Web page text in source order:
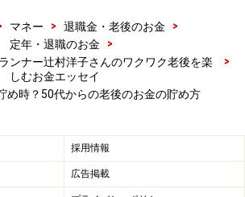
みたてNISAやiDeCoを始めませんか？
は、国から与えられたボーナスのよう
仕組みや運用のポイントをしっかり
ターンを充分に狙えるし、過去のデ
マネー > 退職金・老後のお金
>
定年・退職のお金
>
ンナー辻村洋子さんのワクワク老後を楽
しむお金エッセイ
>
め時？50代からの老後のお金の貯め方
採用情報
広告掲載